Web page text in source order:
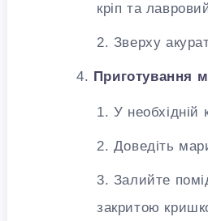
кріп та
Зверху
Приготування
У необхідній
Доведіть
Залийте
закритою